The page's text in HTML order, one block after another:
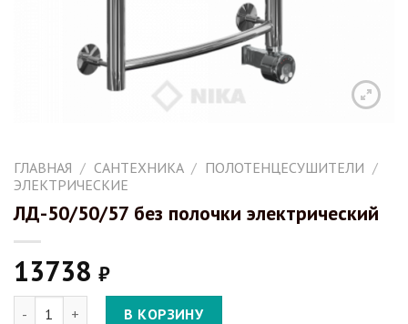
ГЛАВНАЯ / САНТЕХНИКА / ПОЛОТЕНЦЕСУШИТЕЛИ /
ЭЛЕКТРИЧЕСКИЕ
ЛД-50/50/57 без полочки электрический
13738 ₽
Количество ЛД-50/50/57 без полочки электрический
В КОРЗИНУ